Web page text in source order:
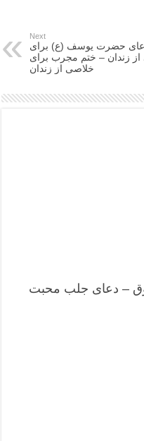
Next
حضرت یوسف (ع) برای
از زندان – ختم مجرب برای
خلاصی از زندان
– دعای جلب محبت